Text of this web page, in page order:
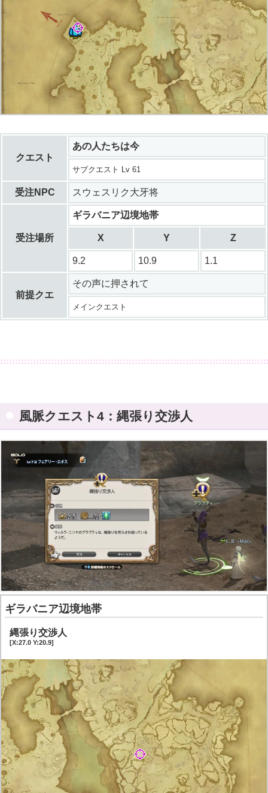
クエスト
あの人たちは今
サブクエスト Lv 61
受注NPC スウェスリク大牙将
受注場所
ギラバニア辺境地帯
X Y Z
9.2 10.9 1.1
前提クエ
その声に押されて
メインクエスト
風脈クエスト4：縄張り交渉人
ギラバニア辺境地帯
縄張り交渉人
[X:27.0 Y:20.9]